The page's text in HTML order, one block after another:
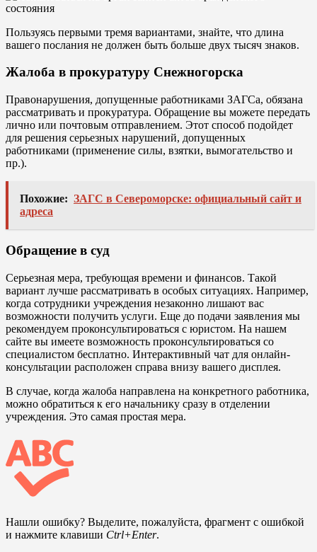
Пользуясь первыми тремя вариантами, знайте, что длина
вашего послания не должен быть больше двух тысяч знаков.
Жалоба в прокуратуру Снежногорска
Правонарушения, допущенные работниками ЗАГСа, обязана
рассматривать и прокуратура. Обращение вы можете передать
лично или почтовым отправлением. Этот способ подойдет
для решения серьезных нарушений, допущенных
работниками (применение силы, взятки, вымогательство и
пр.).
Похожие: ЗАГС в Североморске: официальный сайт и
адреса
Обращение в суд
Серьезная мера, требующая времени и финансов. Такой
вариант лучше рассматривать в особых ситуациях. Например,
когда сотрудники учреждения незаконно лишают вас
возможности получить услуги. Еще до подачи заявления мы
рекомендуем проконсультироваться с юристом. На нашем
сайте вы имеете возможность проконсультироваться со
специалистом бесплатно. Интерактивный чат для онлайн-
консультации расположен справа внизу вашего дисплея.
В случае, когда жалоба направлена на конкретного работника,
можно обратиться к его начальнику сразу в отделении
учреждения. Это самая простая мера.
Нашли ошибку? Выделите, пожалуйста, фрагмент с ошибкой
и нажмите клавиши Ctrl+Enter.